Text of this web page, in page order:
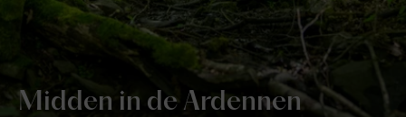
Midden in de Ardennen